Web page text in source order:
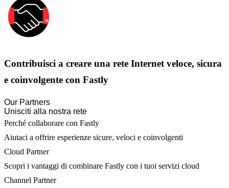
Contribuisci a creare una rete Internet veloce, sicura
e coinvolgente con Fastly
Our Partners
Unisciti alla nostra rete
Perché collaborare con Fastly
Aiutaci a offrire esperienze sicure, veloci e coinvolgenti
Cloud Partner
Scopri i vantaggi di combinare Fastly con i tuoi servizi cloud
Channel Partner